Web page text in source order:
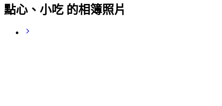
點心、小吃 的相簿照片